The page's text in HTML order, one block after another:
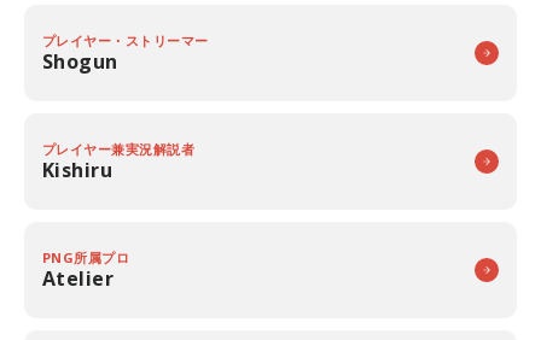
プレイヤー・ストリーマー
Shogun
プレイヤー兼実況解説者
Kishiru
PNG所属プロ
Atelier